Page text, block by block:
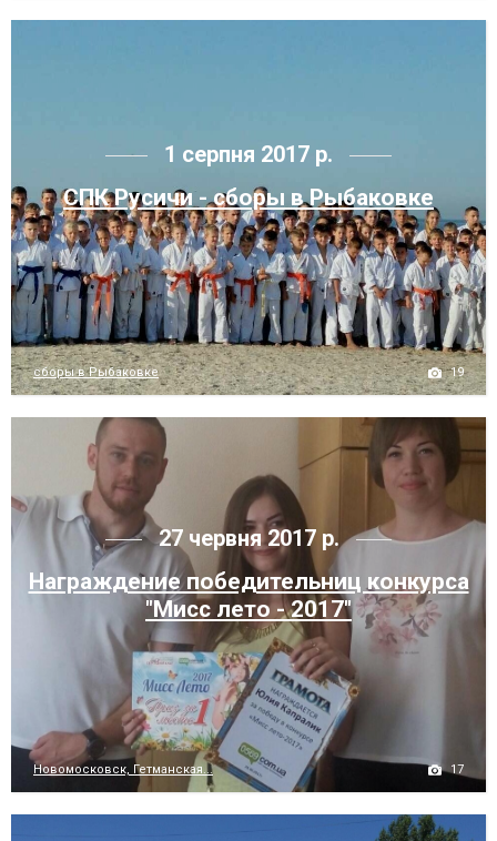
1 серпня 2017 р.
СПК Русичи - сборы в Рыбаковке
сборы в Рыбаковке 19
27 червня 2017 р.
Награждение победительниц конкурса
"Мисс лето - 2017"
Новомосковск, Гетманская... 17